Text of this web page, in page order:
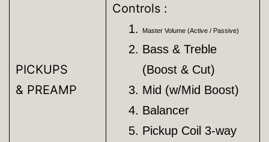
PICKUPS
& PREAMP
Controls :
Master Volume (Active / Passive)
Bass & Treble
(Boost & Cut)
Mid (w/Mid Boost)
Balancer
Pickup Coil 3-way